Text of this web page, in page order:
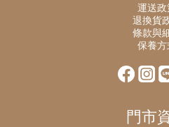
運送
退換貨
條款與
保養
門市